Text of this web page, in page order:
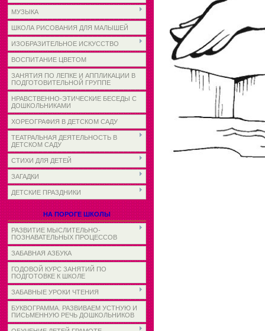
МУЗЫКА
ШКОЛА РИСОВАНИЯ ДЛЯ МАЛЫШЕЙ
ИЗОБРАЗИТЕЛЬНОЕ ИСКУССТВО
ВОСПИТАНИЕ ЦВЕТОМ
ЗАНЯТИЯ ПО ЛЕПКЕ И АППЛИКАЦИИ В
ПОДГОТОВИТЕЛЬНОЙ ГРУППЕ
НРАВСТВЕННО-ЭТИЧЕСКИЕ БЕСЕДЫ С
ДОШКОЛЬНИКАМИ
ХОРЕОГРАФИЯ В ДЕТСКОМ САДУ
ТЕАТРАЛЬНАЯ ДЕЯТЕЛЬНОСТЬ В
ДЕТСКОМ САДУ
СТИХИ ДЛЯ ДЕТЕЙ
ЗАГАДКИ
ДЕТСКИЕ ПРАЗДНИКИ
НА ПОРОГЕ ШКОЛЫ
РАЗВИТИЕ МЫСЛИТЕЛЬНО-
ПОЗНАВАТЕЛЬНЫХ ПРОЦЕССОВ
ЗАБАВНАЯ АЗБУКА
ГОДОВОЙ КУРС ЗАНЯТИЙ ПО
ПОДГОТОВКЕ К ШКОЛЕ
ЗАБАВНЫЕ УРОКИ ЧТЕНИЯ
БУКВОГРАММА. РАЗВИВАЕМ УСТНУЮ И
ПИСЬМЕННУЮ РЕЧЬ ДОШКОЛЬНИКОВ